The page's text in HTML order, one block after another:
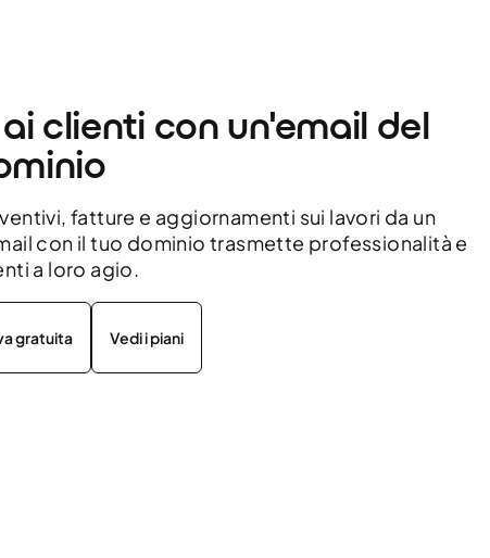
clienti con un'email del
fatture e aggiornamenti sui lavori da un
con il tuo dominio trasmette professionalità e
a loro agio.
gratuita Vedi i piani